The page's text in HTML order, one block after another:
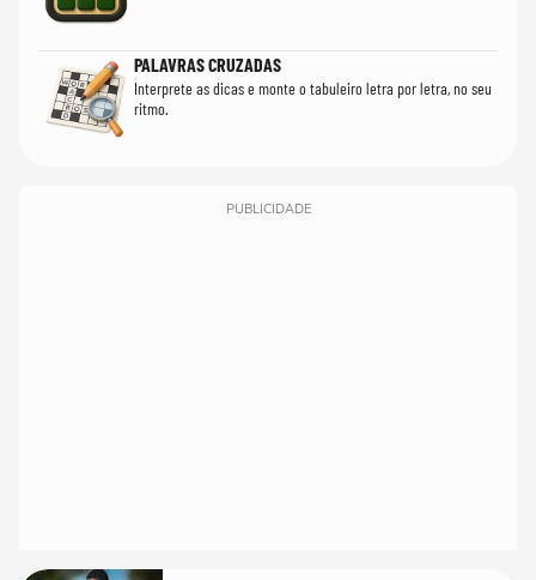
PALAVRAS CRUZADAS
Interprete as dicas e monte o tabuleiro letra por letra, no seu
ritmo.
PUBLICIDADE